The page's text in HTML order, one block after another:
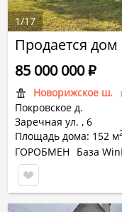
Продается
Новорижское ш.
Покровское д.
Заречная ул. , 6
Площадь дома: 152 м
85 000 000Р
ГОРОБМЕН
База
1/17